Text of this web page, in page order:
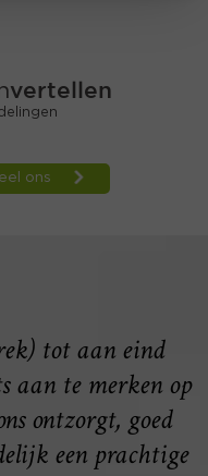
tot aan eind
aan te merken op
ontzorgt, goed
een prachtige